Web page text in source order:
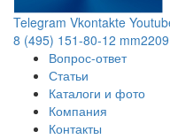
Telegram Vkontakte
8 (495) 151-80-12
Вопрос-ответ
Статьи
Каталоги и фото
Компания
Контакты